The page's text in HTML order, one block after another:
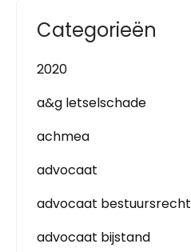
Categorieën
2020
a&g letselschade
achmea
advocaat
advocaat bestuursrecht
advocaat bijstand